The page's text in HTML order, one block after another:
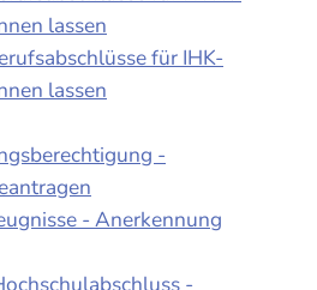
lassen
für IHK-
lassen
-
- Anerkennung